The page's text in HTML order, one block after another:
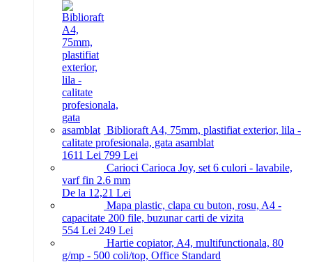
Biblioraft A4, 75mm, plastifiat exterior, lila -
calitate profesionala, gata asamblat
1611 Lei 799 Lei
Carioci Carioca Joy, set 6 culori - lavabile,
varf fin 2.6 mm
De la 12,21 Lei
Mapa plastic, clapa cu buton, rosu, A4 -
capacitate 200 file, buzunar carti de vizita
554 Lei 249 Lei
Hartie copiator, A4, multifunctionala, 80
g/mp - 500 coli/top, Office Standard